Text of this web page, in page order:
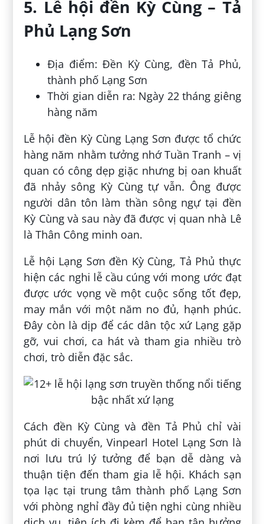
5. Lễ hội đền Kỳ Cùng – Tả
Phủ Lạng Sơn
Địa điểm: Đền Kỳ Cùng, đền Tả Phủ,
thành phố Lạng Sơn
Thời gian diễn ra: Ngày 22 tháng giêng
hàng năm
Lễ hội đền Kỳ Cùng Lạng Sơn được tổ chức
hàng năm nhằm tưởng nhớ Tuần Tranh – vị
quan có công dẹp giặc nhưng bị oan khuất
đã nhảy sông Kỳ Cùng tự vẫn. Ông được
người dân tôn làm thần sông ngự tại đền
Kỳ Cùng và sau này đã được vị quan nhà Lê
là Thân Công minh oan.
Lễ hội Lạng Sơn đền Kỳ Cùng, Tả Phủ thực
hiện các nghi lễ cầu cúng với mong ước đạt
được ước vọng về một cuộc sống tốt đẹp,
may mắn với một năm no đủ, hạnh phúc.
Đây còn là dịp để các dân tộc xứ Lạng gặp
gỡ, vui chơi, ca hát và tham gia nhiều trò
chơi, trò diễn đặc sắc.
Cách đền Kỳ Cùng và đền Tả Phủ chỉ vài
phút di chuyển, Vinpearl Hotel Lạng Sơn là
nơi lưu trú lý tưởng để bạn dễ dàng và
thuận tiện đến tham gia lễ hội. Khách sạn
tọa lạc tại trung tâm thành phố Lạng Sơn
với phòng nghỉ đầy đủ tiện nghi cùng nhiều